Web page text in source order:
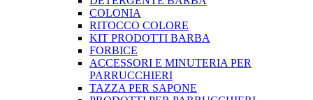
COLONIA
RITOCCO COLORE
KIT PRODOTTI BARBA
FORBICE
ACCESSORI E MINUTERIA PER
PARRUCCHIERI
TAZZA PER SAPONE